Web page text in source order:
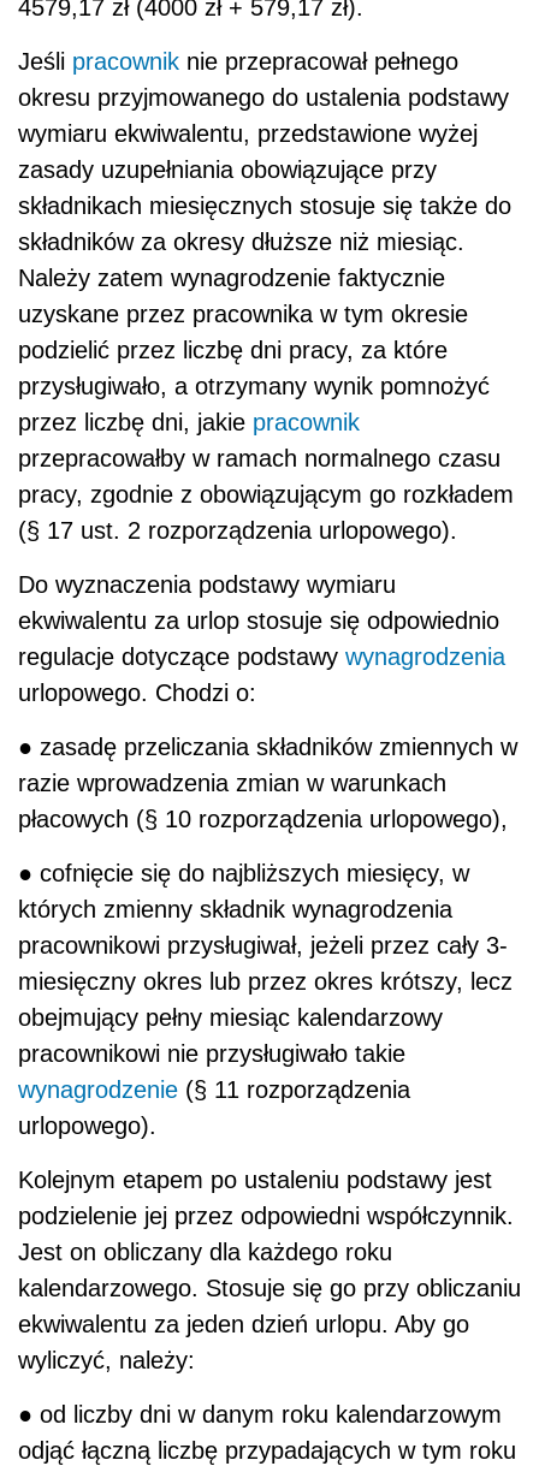
4579,17 zł (4000 zł + 579,17 zł).
Jeśli pracownik nie przepracował pełnego
okresu przyjmowanego do ustalenia podstawy
wymiaru ekwiwalentu, przedstawione wyżej
zasady uzupełniania obowiązujące przy
składnikach miesięcznych stosuje się także do
składników za okresy dłuższe niż miesiąc.
Należy zatem wynagrodzenie faktycznie
uzyskane przez pracownika w tym okresie
podzielić przez liczbę dni pracy, za które
przysługiwało, a otrzymany wynik pomnożyć
przez liczbę dni, jakie pracownik
przepracowałby w ramach normalnego czasu
pracy, zgodnie z obowiązującym go rozkładem
(§ 17 ust. 2 rozporządzenia urlopowego).
Do wyznaczenia podstawy wymiaru
ekwiwalentu za urlop stosuje się odpowiednio
regulacje dotyczące podstawy wynagrodzenia
urlopowego. Chodzi o:
● zasadę przeliczania składników zmiennych w
razie wprowadzenia zmian w warunkach
płacowych (§ 10 rozporządzenia urlopowego),
● cofnięcie się do najbliższych miesięcy, w
których zmienny składnik wynagrodzenia
pracownikowi przysługiwał, jeżeli przez cały 3-
miesięczny okres lub przez okres krótszy, lecz
obejmujący pełny miesiąc kalendarzowy
pracownikowi nie przysługiwało takie
wynagrodzenie (§ 11 rozporządzenia
urlopowego).
Kolejnym etapem po ustaleniu podstawy jest
podzielenie jej przez odpowiedni współczynnik.
Jest on obliczany dla każdego roku
kalendarzowego. Stosuje się go przy obliczaniu
ekwiwalentu za jeden dzień urlopu. Aby go
wyliczyć, należy:
● od liczby dni w danym roku kalendarzowym
odjąć łączną liczbę przypadających w tym roku